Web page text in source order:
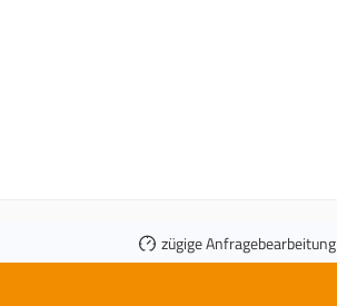
zügige Anfragebearbeitung